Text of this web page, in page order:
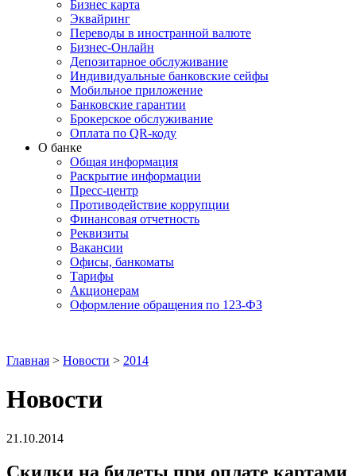
Бизнес карта
Эквайринг
Переводы в иностранной валюте
Бизнес-Онлайн
Депозитарное обслуживание
Индивидуальные банковские сейфы
Мобильное приложение
Банковские гарантии
Брокерское обслуживание
Оплата по QR-коду
О банке
Общая информация
Раскрытие информации
Пресс-центр
Противодействие коррупции
Финансовая отчетность
Реквизиты
Вакансии
Офисы, банкоматы
Тарифы
Акционерам
Оформление обращения по 123-ФЗ
Главная > Новости > 2014
Новости
21.10.2014
Скидки на билеты при оплате картами